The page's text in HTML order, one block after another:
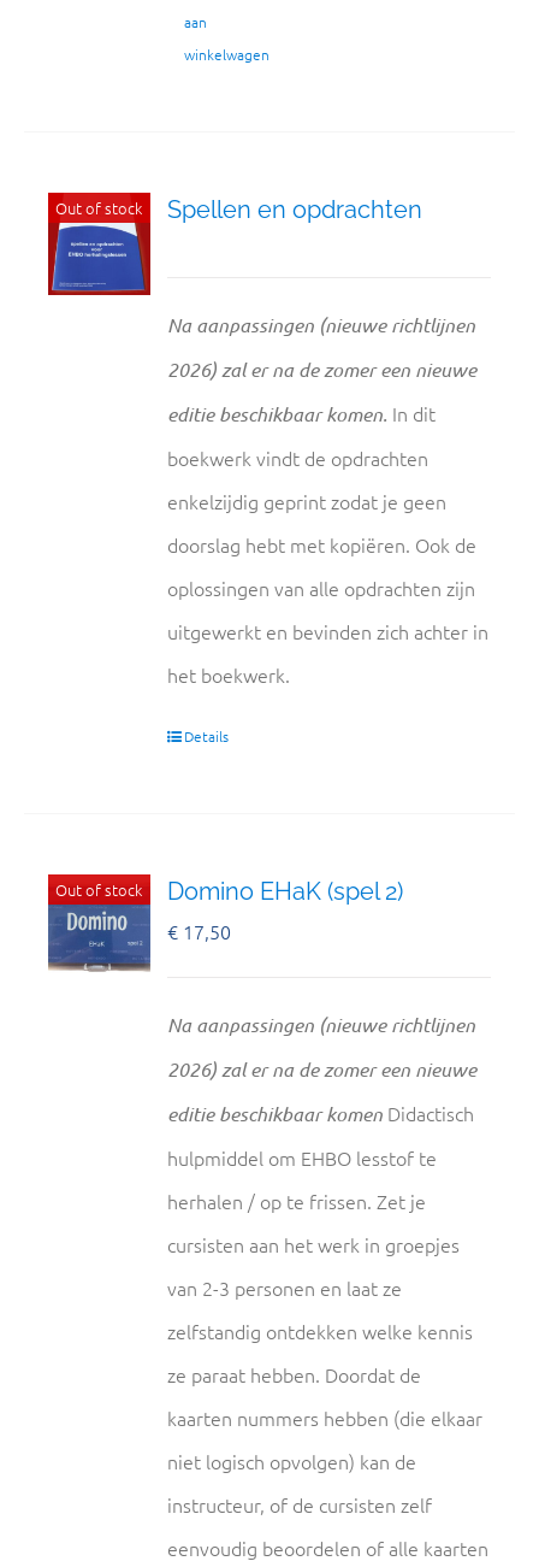
aan
winkelwagen
Out of stock Spellen en opdrachten
Na aanpassingen (nieuwe richtlijnen
2026) zal er na de zomer een nieuwe
editie beschikbaar komen. In dit
boekwerk vindt de opdrachten
enkelzijdig geprint zodat je geen
doorslag hebt met kopiëren. Ook de
oplossingen van alle opdrachten zijn
uitgewerkt en bevinden zich achter in
het boekwerk.
Details
Out of stock Domino EHaK (spel 2)
€ 17,50
Na aanpassingen (nieuwe richtlijnen
2026) zal er na de zomer een nieuwe
editie beschikbaar komen Didactisch
hulpmiddel om EHBO lesstof te
herhalen / op te frissen. Zet je
cursisten aan het werk in groepjes
van 2-3 personen en laat ze
zelfstandig ontdekken welke kennis
ze paraat hebben. Doordat de
kaarten nummers hebben (die elkaar
niet logisch opvolgen) kan de
instructeur, of de cursisten zelf
eenvoudig beoordelen of alle kaarten